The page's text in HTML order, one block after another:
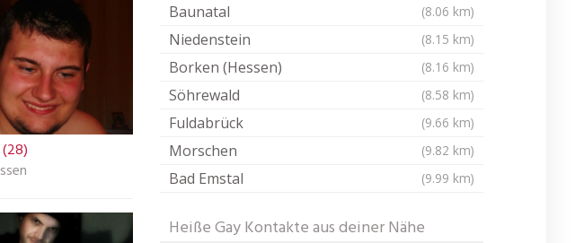
Baunatal (8.06 km)
Niedenstein (8.15 km)
Borken (Hessen) (8.16 km)
Söhrewald (8.58 km)
Fuldabrück (9.66 km)
Morschen (9.82 km)
Bad Emstal (9.99 km)
Heiße Gay Kontakte aus deiner Nähe